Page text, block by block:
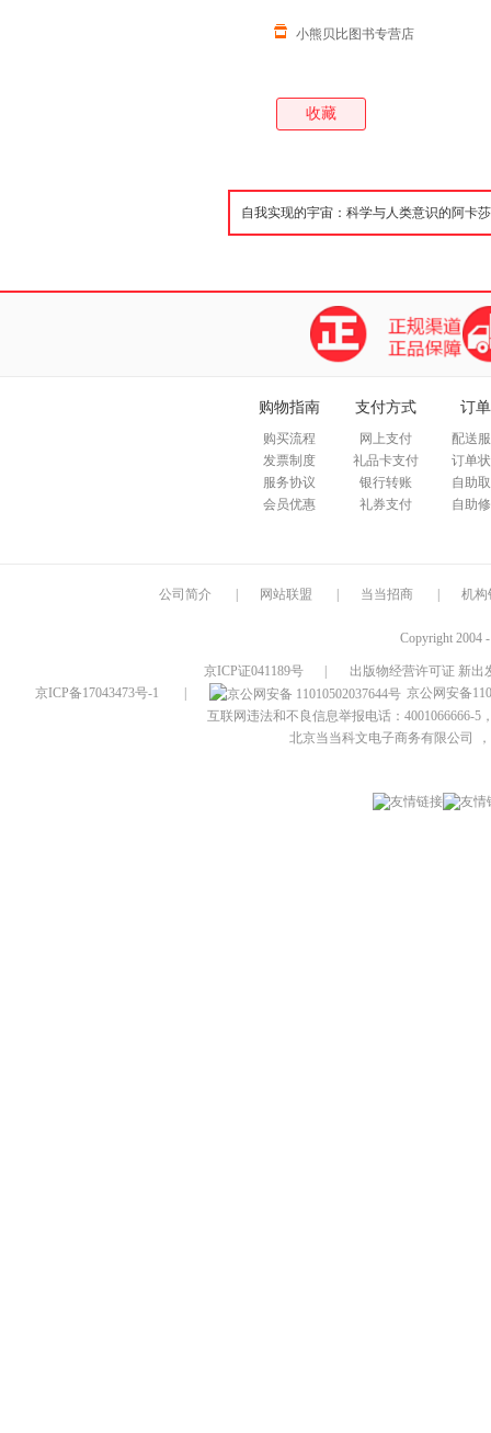
小熊贝比图书专营店
收藏
购物指南
购买流程
发票制度
服务协议
会员优惠
支付方式
网上支付
礼品卡支付
银行转账
礼券支付
订
配送
订单
自助
自助
公司简介 网站联盟 当当招商 机构
Copyright 2004
京ICP证041189号
出版物经营许可证 新出
京ICP备17043473号-1
京公网安备
互联网违法和不良信息举报电话：4001066666-5
北京当当科文电子商务有限公司